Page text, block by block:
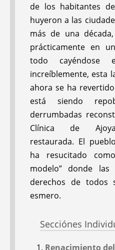
aldea en la
afectado por
narcóticos.
esto, a su vez,
tráfico
la enorme
países pobres y
económico
1994:HealthWrights
aparición en la
1995:Existe cierta
cuándo se creó el
HealthWrights. Jason
evidencia existente
indica que el primer
May 2016
#78
LO QUE VA VIENE,
PARTE 2: Visita a
ARSOBO
de los habitantes
huyeron a las
más de una
prácticamente en
todo cayéndose
increíblemente, esta
ahora se ha
está siendo
derrumbadas
Clínica de
restaurada. El
ha resucitado
modelo” donde las
derechos de todos
esmero.
Secciónes
Renacimiento